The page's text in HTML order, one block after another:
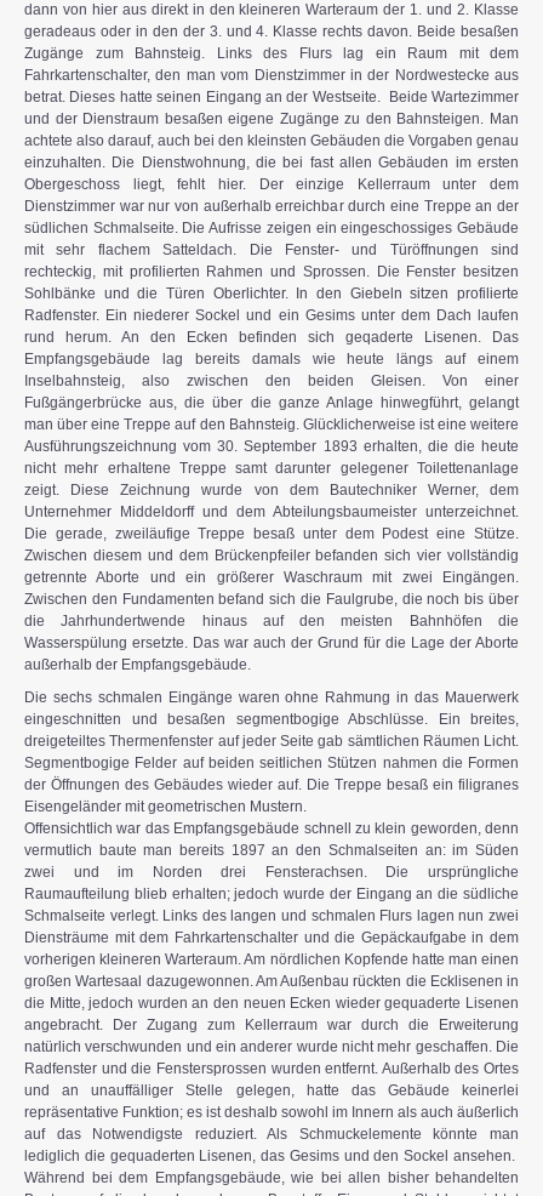
dann von hier aus direkt in den kleineren Warteraum der 1. und 2. Klasse
geradeaus oder in den der 3. und 4. Klasse rechts davon. Beide besaßen
Zugänge zum Bahnsteig. Links des Flurs lag ein Raum mit dem
Fahrkartenschalter, den man vom Dienstzimmer in der Nordwestecke aus
betrat. Dieses hatte seinen Eingang an der Westseite. Beide Wartezimmer
und der Dienstraum besaßen eigene Zugänge zu den Bahnsteigen. Man
achtete also darauf, auch bei den kleinsten Gebäuden die Vorgaben genau
einzuhalten. Die Dienstwohnung, die bei fast allen Gebäuden im ersten
Obergeschoss liegt, fehlt hier. Der einzige Kellerraum unter dem
Dienstzimmer war nur von außerhalb erreichbar durch eine Treppe an der
südlichen Schmalseite. Die Aufrisse zeigen ein eingeschossiges Gebäude
mit sehr flachem Satteldach. Die Fenster- und Türöffnungen sind
rechteckig, mit profilierten Rahmen und Sprossen. Die Fenster besitzen
Sohlbänke und die Türen Oberlichter. In den Giebeln sitzen profilierte
Radfenster. Ein niederer Sockel und ein Gesims unter dem Dach laufen
rund herum. An den Ecken befinden sich geqaderte Lisenen. Das
Empfangsgebäude lag bereits damals wie heute längs auf einem
Inselbahnsteig, also zwischen den beiden Gleisen. Von einer
Fußgängerbrücke aus, die über die ganze Anlage hinwegführt, gelangt
man über eine Treppe auf den Bahnsteig. Glücklicherweise ist eine weitere
Ausführungszeichnung vom 30. September 1893 erhalten, die die heute
nicht mehr erhaltene Treppe samt darunter gelegener Toilettenanlage
zeigt. Diese Zeichnung wurde von dem Bautechniker Werner, dem
Unternehmer Middeldorff und dem Abteilungsbaumeister unterzeichnet.
Die gerade, zweiläufige Treppe besaß unter dem Podest eine Stütze.
Zwischen diesem und dem Brückenpfeiler befanden sich vier vollständig
getrennte Aborte und ein größerer Waschraum mit zwei Eingängen.
Zwischen den Fundamenten befand sich die Faulgrube, die noch bis über
die Jahrhundertwende hinaus auf den meisten Bahnhöfen die
Wasserspülung ersetzte. Das war auch der Grund für die Lage der Aborte
außerhalb der Empfangsgebäude.
Die sechs schmalen Eingänge waren ohne Rahmung in das Mauerwerk
eingeschnitten und besaßen segmentbogige Abschlüsse. Ein breites,
dreigeteiltes Thermenfenster auf jeder Seite gab sämtlichen Räumen Licht.
Segmentbogige Felder auf beiden seitlichen Stützen nahmen die Formen
der Öffnungen des Gebäudes wieder auf. Die Treppe besaß ein filigranes
Eisengeländer mit geometrischen Mustern.
Offensichtlich war das Empfangsgebäude schnell zu klein geworden, denn
vermutlich baute man bereits 1897 an den Schmalseiten an: im Süden
zwei und im Norden drei Fensterachsen. Die ursprüngliche
Raumaufteilung blieb erhalten; jedoch wurde der Eingang an die südliche
Schmalseite verlegt. Links des langen und schmalen Flurs lagen nun zwei
Diensträume mit dem Fahrkartenschalter und die Gepäckaufgabe in dem
vorherigen kleineren Warteraum. Am nördlichen Kopfende hatte man einen
großen Wartesaal dazugewonnen. Am Außenbau rückten die Ecklisenen in
die Mitte, jedoch wurden an den neuen Ecken wieder gequaderte Lisenen
angebracht. Der Zugang zum Kellerraum war durch die Erweiterung
natürlich verschwunden und ein anderer wurde nicht mehr geschaffen. Die
Radfenster und die Fenstersprossen wurden entfernt. Außerhalb des Ortes
und an unauffälliger Stelle gelegen, hatte das Gebäude keinerlei
repräsentative Funktion; es ist deshalb sowohl im Innern als auch äußerlich
auf das Notwendigste reduziert. Als Schmuckelemente könnte man
lediglich die gequaderten Lisenen, das Gesims und den Sockel ansehen.
Während bei dem Empfangsgebäude, wie bei allen bisher behandelten